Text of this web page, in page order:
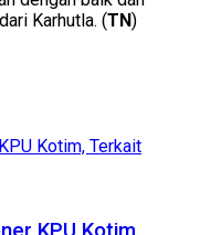
Karhutla. (TN)